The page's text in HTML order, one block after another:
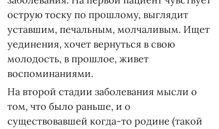
острую тоску по прошлому, выглядит
уставшим, печальным, молчаливым. Ищет
уединения, хочет вернуться в свою
молодость, в прошлое, живет
воспоминаниями.
На второй стадии заболевания мысли о
том, что было раньше, и о
существовавшей когда-то родине (такой